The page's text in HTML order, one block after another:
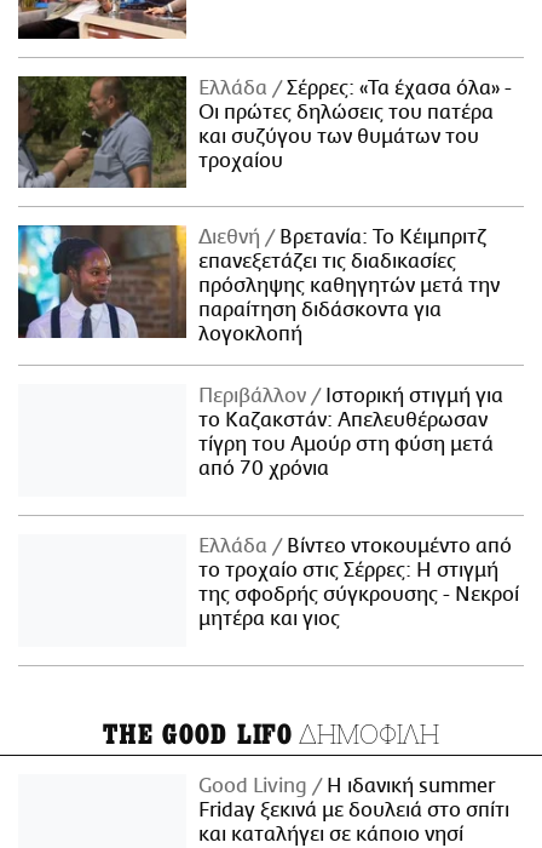
Ελλάδα
Σέρρες: «Τα έχασα όλα» -
Οι πρώτες δηλώσεις του πατέρα
και συζύγου των θυμάτων του
τροχαίου
Διεθνή
Βρετανία: Το Κέιμπριτζ
επανεξετάζει τις διαδικασίες
πρόσληψης καθηγητών μετά την
παραίτηση διδάσκοντα για
λογοκλοπή
Περιβάλλον
Ιστορική στιγμή για
το Καζακστάν: Απελευθέρωσαν
τίγρη του Αμούρ στη φύση μετά
από 70 χρόνια
Ελλάδα
Βίντεο ντοκουμέντο από
το τροχαίο στις Σέρρες: Η στιγμή
της σφοδρής σύγκρουσης - Νεκροί
μητέρα και γιος
THE GOOD LIFO ΔΗΜΟΦΙΛΗ
Good Living
Η ιδανική summer
Friday ξεκινά με δουλειά στο σπίτι
και καταλήγει σε κάποιο νησί